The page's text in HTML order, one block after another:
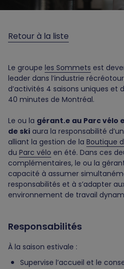
Retour à la liste
Le groupe les Sommets est
leader dans l’industrie
d’activités 4 saisons uniques et
40 minutes de Montréal.
Le ou la gérant.e au Parc vélo
de ski aura la responsabilité
alliant la gestion de la Boutique
du Parc vélo en été. Dans ces
complémentaires, le ou la
capacité à assumer
responsabilités et à s’adapter
environnement de travail
Responsabilités
À la saison estivale :
Supervise l’accueil et le